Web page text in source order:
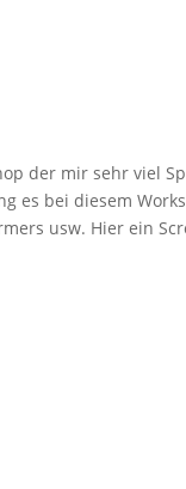
der mir sehr viel
es bei diesem
usw. Hier ein